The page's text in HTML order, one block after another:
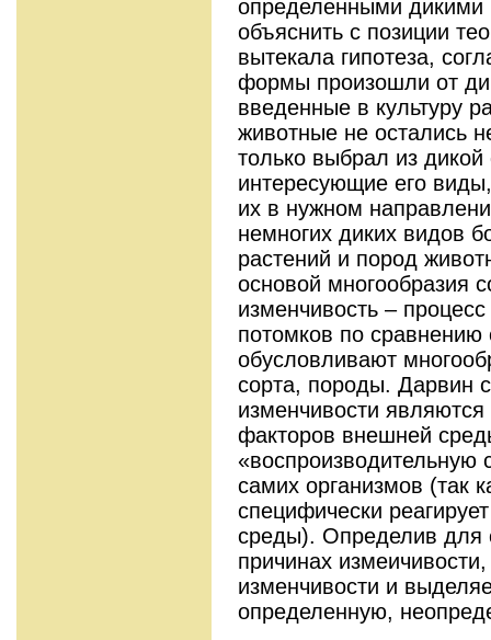
определенными дикими
объяснить с позиции
вытекала гипотеза,
формы произошли от
введенные в культуру
животные не остались
только выбрал из
интересующие его
их в нужном
немногих диких видов
растений и пород
основой многообразия
изменчивость –
потомков по
обусловливают
сорта, породы. Дарвин
изменчивости
факторов внешней
«воспроизводительную
самих организмов (так
специфически
среды). Определив для
причинах
изменчивости и
определенную,